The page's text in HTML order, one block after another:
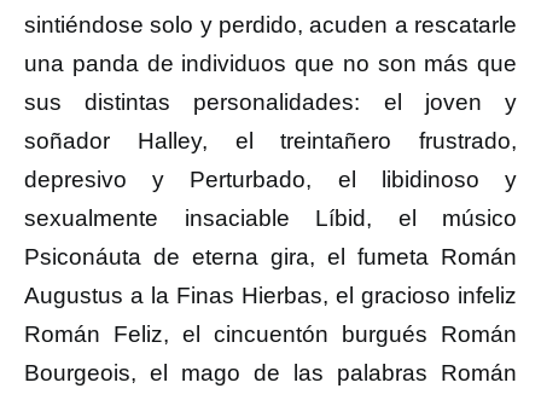
sintiéndose solo y perdido, acuden a rescatarle
una panda de individuos que no son más que
sus distintas personalidades: el joven y
soñador Halley, el treintañero frustrado,
depresivo y Perturbado, el libidinoso y
sexualmente insaciable Líbid, el músico
Psiconáuta de eterna gira, el fumeta Román
Augustus a la Finas Hierbas, el gracioso infeliz
Román Feliz, el cincuentón burgués Román
Bourgeois, el mago de las palabras Román